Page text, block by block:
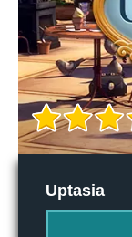
Uptasia